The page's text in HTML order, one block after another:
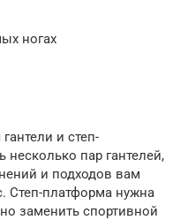
ногах
и степ-
пар гантелей,
и подходов вам
Степ-платформа нужна
заменить спортивной